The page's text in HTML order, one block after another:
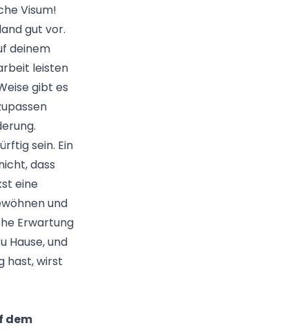
Visum!
gut vor.
deinem
leisten
gibt es
sein. Ein
dass
eine
und
Erwartung
Hause, und
hast, wirst
dem